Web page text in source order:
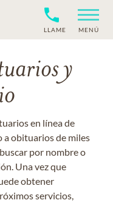
LLAME MENÚ
y
en línea de
obituarios de miles
por nombre o
Una vez que
obtener
servicios,